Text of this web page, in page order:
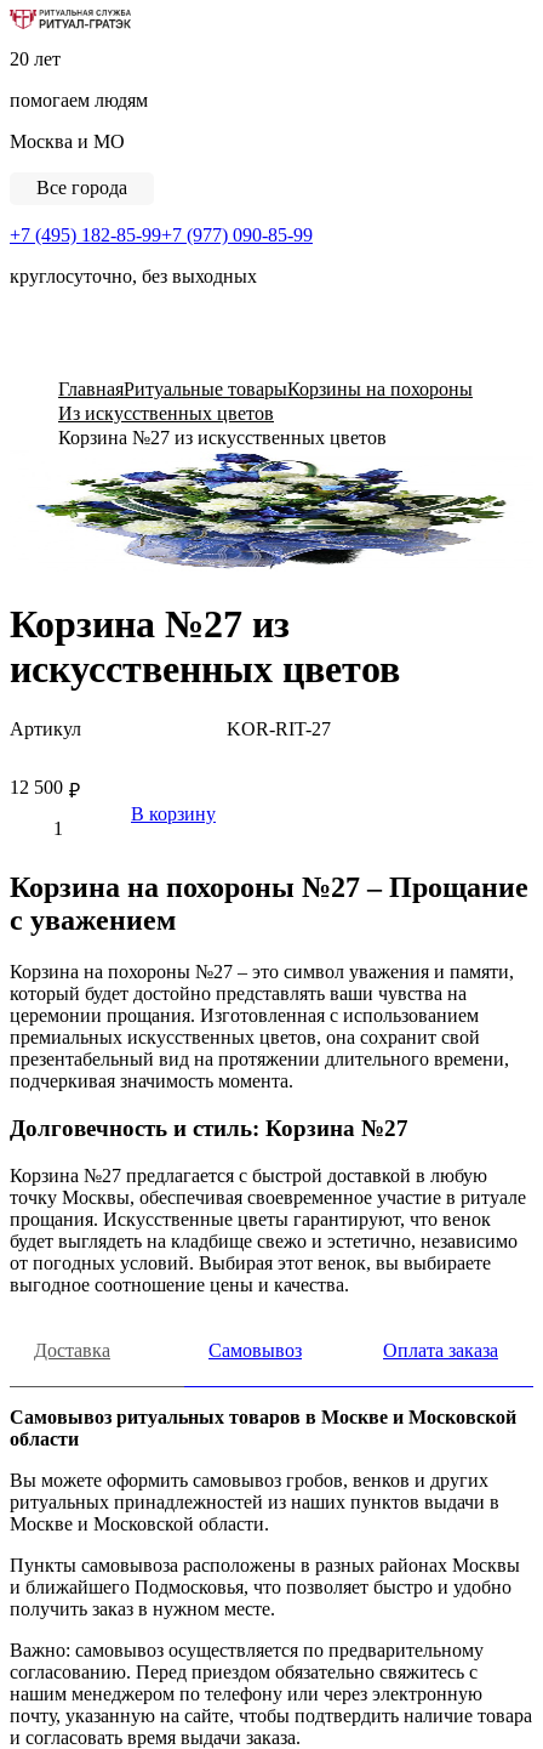
Ритуальная Служба «Ритуал-ГРАТЭК»
20 лет
помогаем людям
Москва и МО
Все города
+7 (495) 182-85-99+7 (977) 090-85-99
круглосуточно, без выходных
ГлавнаяРитуальные товарыКорзины на похороны
Из искусственных цветов
Корзина №27 из искусственных цветов
Корзина №27 из
искусственных цветов
Артикул KOR-RIT-27
₽
12 500
В корзину
Корзина на похороны №27 – Прощание
с уважением
Корзина на похороны №27 – это символ уважения и памяти,
который будет достойно представлять ваши чувства на
церемонии прощания. Изготовленная с использованием
премиальных искусственных цветов, она сохранит свой
презентабельный вид на протяжении длительного времени,
подчеркивая значимость момента.
Долговечность и стиль: Корзина №27
Корзина №27 предлагается с быстрой доставкой в любую
точку Москвы, обеспечивая своевременное участие в ритуале
прощания. Искусственные цветы гарантируют, что венок
будет выглядеть на кладбище свежо и эстетично, независимо
от погодных условий. Выбирая этот венок, вы выбираете
выгодное соотношение цены и качества.
Доставка Самовывоз Оплата заказа
Самовывоз ритуальных товаров в Москве и Московской
области
Вы можете оформить самовывоз гробов, венков и других
ритуальных принадлежностей из наших пунктов выдачи в
Москве и Московской области.
Пункты самовывоза расположены в разных районах Москвы
и ближайшего Подмосковья, что позволяет быстро и удобно
получить заказ в нужном месте.
Важно: самовывоз осуществляется по предварительному
согласованию. Перед приездом обязательно свяжитесь с
нашим менеджером по телефону или через электронную
почту, указанную на сайте, чтобы подтвердить наличие товара
и согласовать время выдачи заказа.